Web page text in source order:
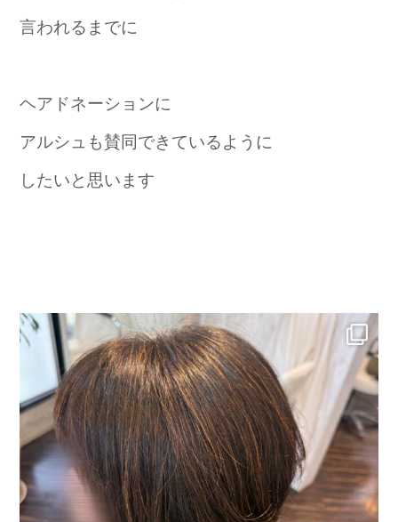
言われるまでに
ヘアドネーションに
アルシュも賛同できているように
したいと思います